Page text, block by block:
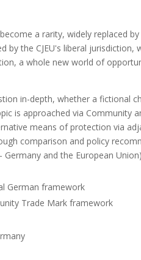
a rarity, widely replaced
by the CJEU's liberal
a whole new world of
in-depth, whether a fictional
is approached via Community
means of protection via
comparison and policy
and the European
German framework
Trade Mark framework